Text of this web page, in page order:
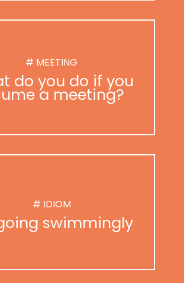
# MEETING
do you do if you
a meeting?
# IDIOM
swimmingly